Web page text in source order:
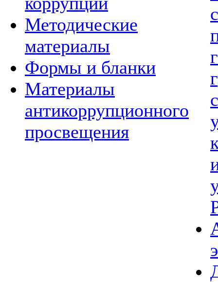
Методические
материалы
Формы и бланки
Материалы
антикоррупционного
просвещения